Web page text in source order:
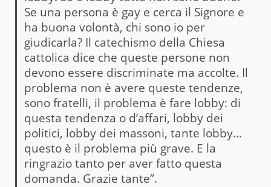
Se una persona è gay e cerca il Signore e
ha buona volontà, chi sono io per
giudicarla? Il catechismo della Chiesa
cattolica dice che queste persone non
devono essere discriminate ma accolte. Il
problema non è avere queste tendenze,
sono fratelli, il problema è fare lobby: di
questa tendenza o d’affari, lobby dei
politici, lobby dei massoni, tante lobby…
questo è il problema più grave. E la
ringrazio tanto per aver fatto questa
domanda. Grazie tante”.